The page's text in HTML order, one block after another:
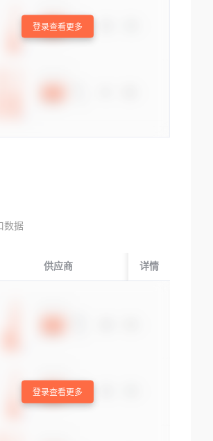
登录查看更多
数据
供应商 起运国/地区
详情
登录查看更多